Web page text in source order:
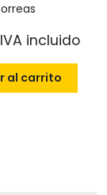
IVA incluido
al carrito